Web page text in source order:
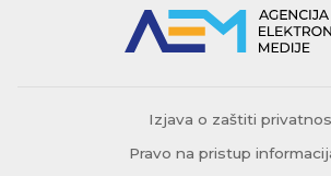
Izjava o zaštiti
Pravo na pristup